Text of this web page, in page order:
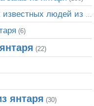
(6)
(22)
янтаря (30)